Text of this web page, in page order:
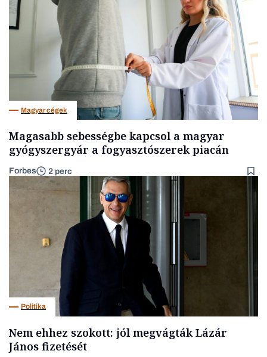
Magyar cégek
Magasabb sebességbe kapcsol a magyar
gyógyszergyár a fogyasztószerek piacán
Forbes 2 perc
Politika
Nem ehhez szokott: jól megvágták Lázár
János fizetését